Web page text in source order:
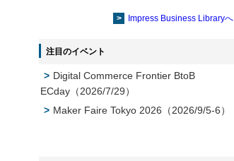
Impress Business Libraryへ
注目のイベント
Digital Commerce Frontier BtoB
ECday（2026/7/29）
Maker Faire Tokyo 2026（2026/9/5-6）